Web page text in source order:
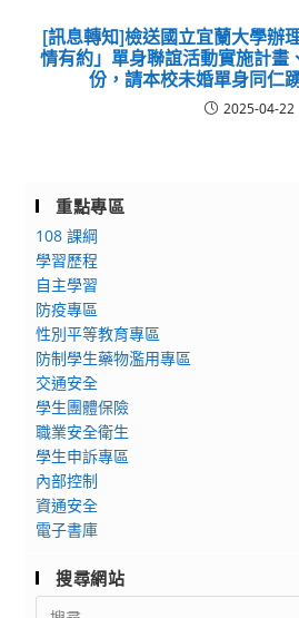
[訊息轉知]檢送國立宜蘭大學辦
情有約」單身聯誼活動實施計畫
份，請本校未婚單身同仁
2025-04-22
重點專區
108 課綱
學習歷程
自主學習
防疫專區
性別平等教育專區
防制學生藥物濫用專區
交通安全
學生團體保險
職業安全衛生
學生申訴專區
內部控制
資通安全
電子書庫
搜尋網站
Search